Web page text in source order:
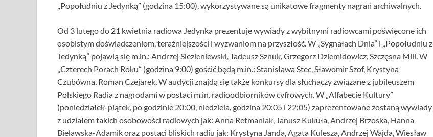
„Popołudniu z Jedynką” (godzina 15:00), wykorzystywane są unikatowe fragmenty nagrań archiwalnych.
Od 3 lutego do 21 kwietnia radiowa Jedynka prezentuje wywiady z wybitnymi radiowcami poświęcone ich
osobistym doświadczeniom, teraźniejszości i wyzwaniom na przyszłość. W „Sygnałach Dnia” i „Popołudniu z
Jedynką” pojawią się m.in.: Andrzej Siezieniewski, Tadeusz Sznuk, Grzegorz Dziemidowicz, Szczęsna Mili. W
„Czterech Porach Roku” (godzina 9:00) gościć będą m.in.: Stanisława Stec, Sławomir Szof, Krystyna
Czubówna, Roman Czejarek, W audycji znajdą się także konkursy dla słuchaczy związane z jubileuszem
Polskiego Radia z nagrodami w postaci m.in. radioodbiorników cyfrowych. W „Alfabecie Kultury”
(poniedziałek-piątek, po godzinie 20:00, niedziela, godzina 20:05 i 22:05) zaprezentowane zostaną wywiady
z udziałem takich osobowości radiowych jak: Anna Retmaniak, Janusz Kukuła, Andrzej Brzoska, Hanna
Bielawska-Adamik oraz postaci bliskich radiu jak: Krystyna Janda, Agata Kulesza, Andrzej Wajda, Wiesław